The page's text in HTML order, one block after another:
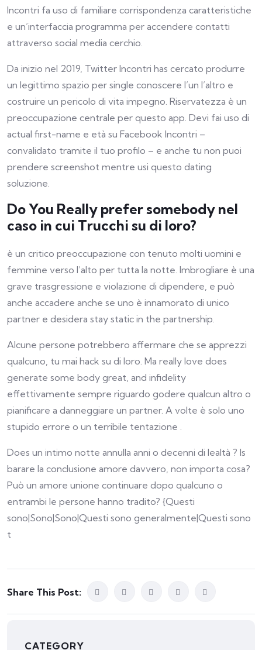
Incontri fa uso di familiare corrispondenza caratteristiche
e un’interfaccia programma per accendere contatti
attraverso social media cerchio.
Da inizio nel 2019, Twitter Incontri has cercato produrre
un legittimo spazio per single conoscere l’un l’altro e
costruire un pericolo di vita impegno. Riservatezza è un
preoccupazione centrale per questo app. Devi fai uso di
actual first-name e età su Facebook Incontri –
convalidato tramite il tuo profilo – e anche tu non puoi
prendere screenshot mentre usi questo dating
soluzione.
Do You Really prefer somebody nel
caso in cui Trucchi su di loro?
è un critico preoccupazione con tenuto molti uomini e
femmine verso l’alto per tutta la notte. Imbrogliare è una
grave trasgressione e violazione di dipendere, e può
anche accadere anche se uno è innamorato di unico
partner e desidera stay static in the partnership.
Alcune persone potrebbero affermare che se apprezzi
qualcuno, tu mai hack su di loro. Ma really love does
generate some body great, and infidelity
effettivamente sempre riguardo godere qualcun altro o
pianificare a danneggiare un partner. A volte è solo uno
stupido errore o un terribile tentazione .
Does un intimo notte annulla anni o decenni di lealtà ? Is
barare la conclusione amore davvero, non importa cosa?
Può un amore unione continuare dopo qualcuno o
entrambi le persone hanno tradito? {Questi
sono|Sono|Sono|Questi sono generalmente|Questi sono
t
Share This Post:
CATEGORY